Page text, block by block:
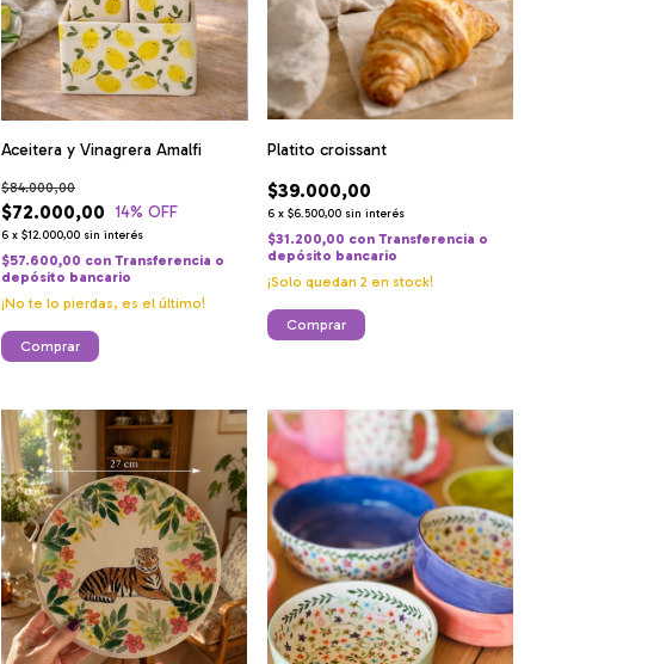
Aceitera y Vinagrera Amalfi
$72.000,00
$84.000,00
14% OFF
6 x$12.000,00 sin interés
$57.600,00 con Transferencia o
depósito bancario
¡No te lo pierdas, es el último!
Platito croissant
$39.000,00
6 x $6.500,00 sin interés
$31.200,00 con Transferencia o
depósito bancario
¡Solo quedan 2 en stock!